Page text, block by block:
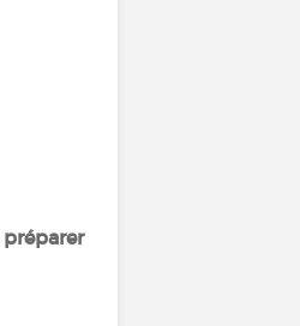
préparer